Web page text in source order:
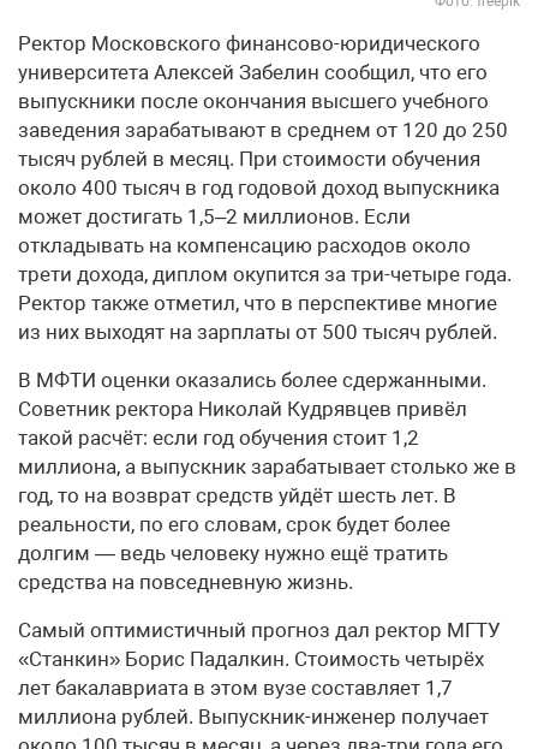
Ректор Московского финансово-юридического
университета Алексей Забелин сообщил, что его
выпускники после окончания высшего учебного
заведения зарабатывают в среднем от 120 до 250
тысяч рублей в месяц. При стоимости обучения
около 400 тысяч в год годовой доход выпускника
может достигать 1,5–2 миллионов. Если
откладывать на компенсацию расходов около
трети дохода, диплом окупится за три-четыре года.
Ректор также отметил, что в перспективе многие
из них выходят на зарплаты от 500 тысяч рублей.
В МФТИ оценки оказались более сдержанными.
Советник ректора Николай Кудрявцев привёл
такой расчёт: если год обучения стоит 1,2
миллиона, а выпускник зарабатывает столько же в
год, то на возврат средств уйдёт шесть лет. В
реальности, по его словам, срок будет более
долгим — ведь человеку нужно ещё тратить
средства на повседневную жизнь.
Самый оптимистичный прогноз дал ректор МГТУ
«Станкин» Борис Падалкин. Стоимость четырёх
лет бакалавриата в этом вузе составляет 1,7
миллиона рублей. Выпускник-инженер получает